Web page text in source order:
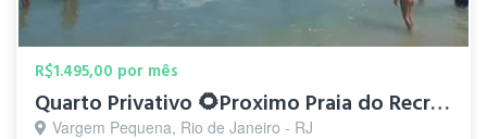
R$1.495,00 por mês
Quarto Privativo 🌻Proximo Praia do Recreio.Cond. Fechado
Vargem Pequena, Rio de Janeiro - RJ